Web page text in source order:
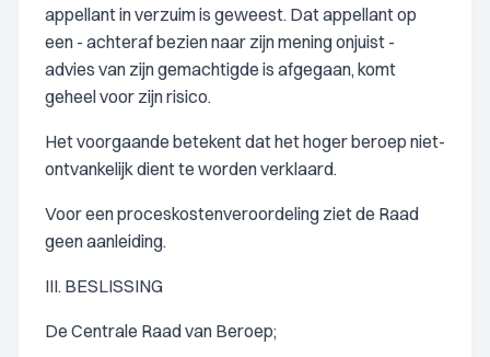
appellant in verzuim is geweest. Dat appellant op
een - achteraf bezien naar zijn mening onjuist -
advies van zijn gemachtigde is afgegaan, komt
geheel voor zijn risico.
Het voorgaande betekent dat het hoger beroep niet-
ontvankelijk dient te worden verklaard.
Voor een proceskostenveroordeling ziet de Raad
geen aanleiding.
III. BESLISSING
De Centrale Raad van Beroep;